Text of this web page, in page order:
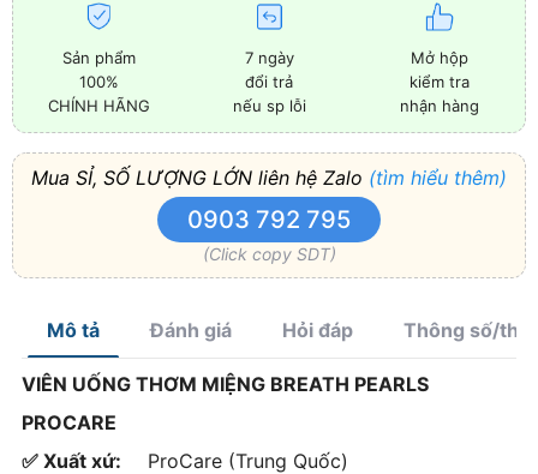
Sản phẩm
100%
CHÍNH HÃNG
7 ngày
đổi trả
nếu sp lỗi
Mở hộp
kiểm tra
nhận hàng
Mua SỈ, SỐ LƯỢNG LỚN liên hệ Zalo (tìm hiểu thêm)
0903 792 795
(Click copy SDT)
Mô tả Đánh giá Hỏi đáp Thông số/
VIÊN UỐNG THƠM MIỆNG BREATH PEARLS
PROCARE
✅ Xuất xứ:
ProCare (Trung Quốc)